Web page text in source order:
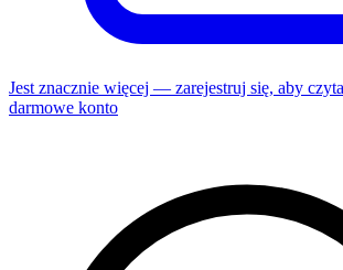
Jest znacznie więcej — zarejestruj się, aby
darmowe konto